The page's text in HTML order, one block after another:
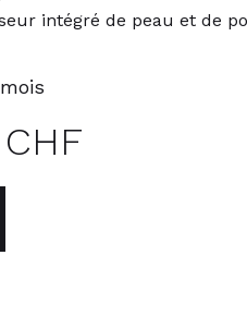
intégré de peau et de